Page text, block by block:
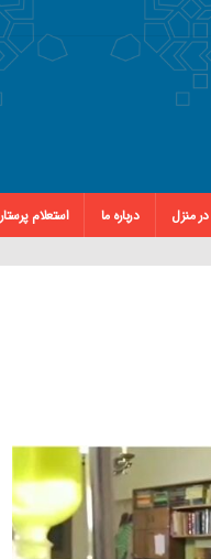
منزل درباره ما استعلام پرستار